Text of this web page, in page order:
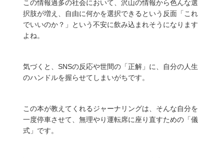
この情報過多の社会において、沢山の情報から色んな選
択肢が増え、自由に何かを選択できるという反面「これ
でいいのか？」という不安に飲み込まれそうになります
よね。
気づくと、SNSの反応や世間の「正解」に、自分の人生
のハンドルを握らせてしまいがちです。
この本が教えてくれるジャーナリングは、そんな自分を
一度停車させて、無理やり運転席に座り直すための「儀
式」です。